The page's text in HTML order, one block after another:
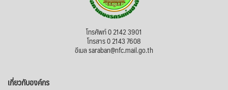
โทรศัพท์ 0 2142 3901
โทรสาร 0 2143 7608
อีเมล saraban@nfc.mail.go.th
เกี่ยวกับองค์กร